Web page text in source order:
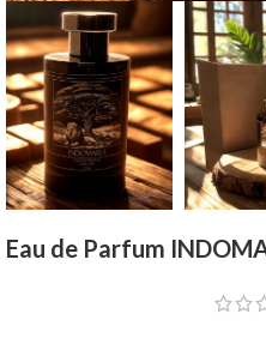
Eau de Parfum